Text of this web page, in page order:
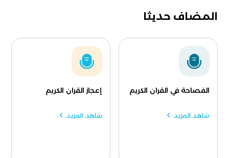
المضاف حديثا
الفصاحة في القران الكريم
شاهد المزيد
إعجاز القران الكريم
شاهد المزيد